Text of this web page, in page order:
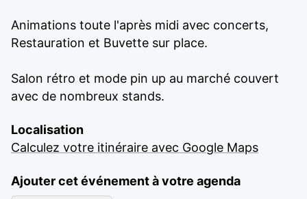
Animations toute l'après midi avec concerts,
Restauration et Buvette sur place.
Salon rétro et mode pin up au marché couvert
avec de nombreux stands.
Localisation
Calculez votre itinéraire avec Google Maps
Ajouter cet événement à votre agenda